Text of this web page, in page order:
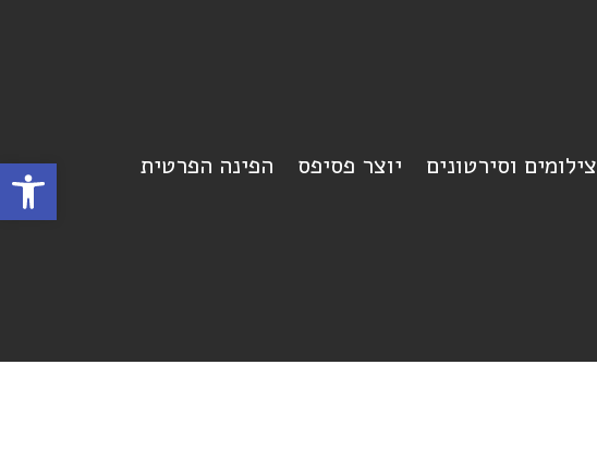
פתח צילומים וסירטונים יוצר פסיפס הפינה הפרטית